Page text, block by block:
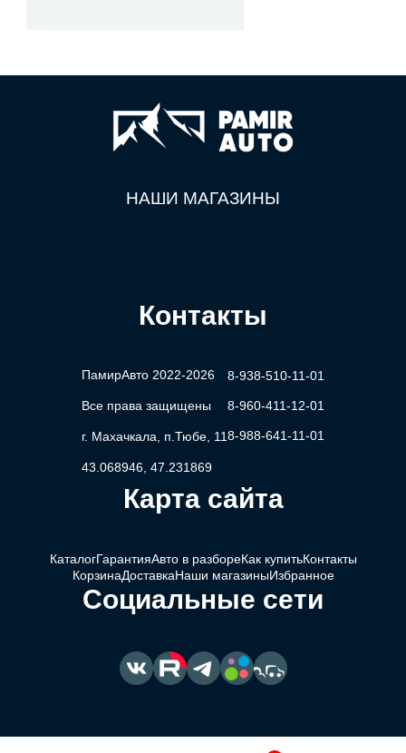
НАШИ МАГАЗИНЫ
Контакты
ПамирАвто 2022-2026
Все права защищены
г. Махачкала, п.Тюбе, 11
43.068946, 47.231869
8-938-510-11-01
8-960-411-12-01
8-988-641-11-01
Карта сайта
КаталогГарантияАвто в разбореКак купитьКонтакты
КорзинаДоставкаНаши магазиныИзбранное
Социальные сети